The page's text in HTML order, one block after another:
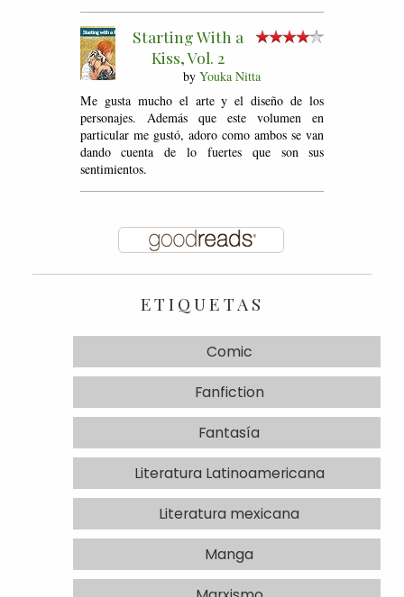
Starting With a
Kiss, Vol. 2
by Youka Nitta
Me gusta mucho el arte y el diseño de los
personajes. Además que este volumen en
particular me gustó, adoro como ambos se van
dando cuenta de lo fuertes que son sus
sentimientos.
ETIQUETAS
Comic
Fanfiction
Fantasía
Literatura Latinoamericana
Literatura mexicana
Manga